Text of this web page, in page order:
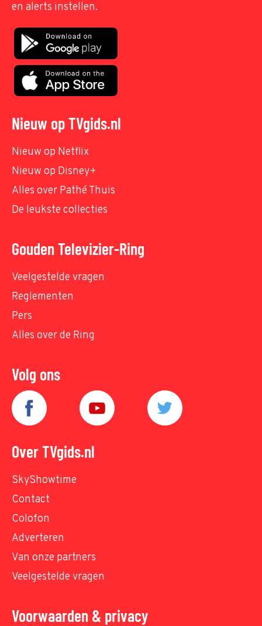
en alerts instellen.
Nieuw op TVgids.nl
Nieuw op Netflix
Nieuw op Disney+
Alles over Pathé Thuis
De leukste collecties
Gouden Televizier-Ring
Veelgestelde vragen
Reglementen
Pers
Alles over de Ring
Volg ons
Over TVgids.nl
SkyShowtime
Contact
Colofon
Adverteren
Van onze partners
Veelgestelde vragen
Voorwaarden & privacy